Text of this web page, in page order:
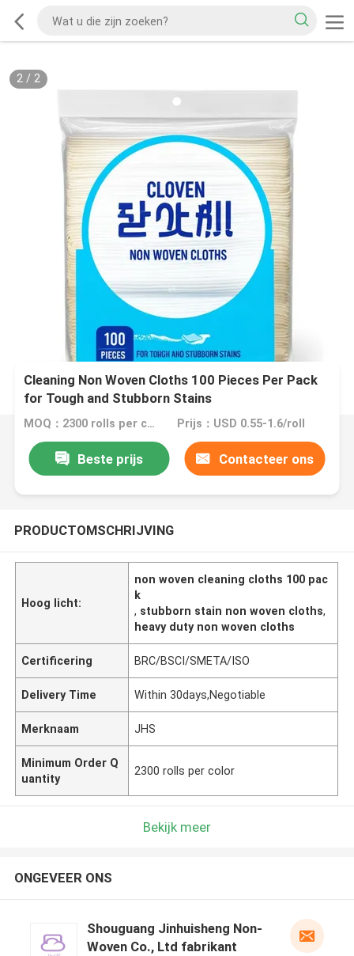
2/ 2
Cleaning Non Woven Cloths 100 Pieces Per Pack
for Tough and Stubborn Stains
MOQ：2300 rolls per color Prijs：USD 0.55-1.6/roll
Beste prijs Contacteer ons
PRODUCTOMSCHRIJVING
Hoog licht:
non woven cleaning cloths 100 pac
k
, stubborn stain non woven cloths,
heavy duty non woven cloths
Certificering BRC/BSCI/SMETA/ISO
Delivery Time Within 30days,Negotiable
Merknaam JHS
Minimum Order Q
uantity
2300 rolls per color
Bekijk meer
ONGEVEER ONS
Shouguang Jinhuisheng Non-
Woven Co., Ltd fabrikant